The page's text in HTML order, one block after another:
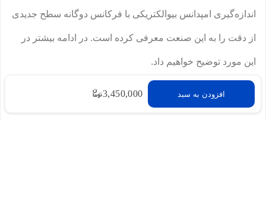
3,450,000 افزودن به سبد
اندازه‌گیری امپدانس بیوالکتریکی با فرکانس دوگانه سطح جدیدی
از دقت را به این صنعت معرفی کرده است. در ادامه بیشتر در
این مورد توضیح خواهیم داد.
صفحه نمایش تعاملی بیشتر